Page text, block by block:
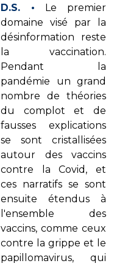
D.S. • Le premier
domaine visé par la
désinformation reste
la vaccination.
Pendant la
pandémie un grand
nombre de théories
du complot et de
fausses explications
se sont cristallisées
autour des vaccins
contre la Covid, et
ces narratifs se sont
ensuite étendus à
l'ensemble des
vaccins, comme ceux
contre la grippe et le
papillomavirus, qui